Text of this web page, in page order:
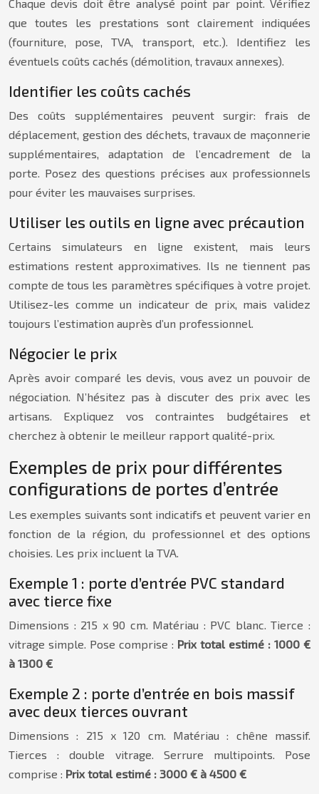
Chaque devis doit être analysé point par point. Vérifiez
que toutes les prestations sont clairement indiquées
(fourniture, pose, TVA, transport, etc.). Identifiez les
éventuels coûts cachés (démolition, travaux annexes).
Identifier les coûts cachés
Des coûts supplémentaires peuvent surgir: frais de
déplacement, gestion des déchets, travaux de maçonnerie
supplémentaires, adaptation de l’encadrement de la
porte. Posez des questions précises aux professionnels
pour éviter les mauvaises surprises.
Utiliser les outils en ligne avec précaution
Certains simulateurs en ligne existent, mais leurs
estimations restent approximatives. Ils ne tiennent pas
compte de tous les paramètres spécifiques à votre projet.
Utilisez-les comme un indicateur de prix, mais validez
toujours l’estimation auprès d’un professionnel.
Négocier le prix
Après avoir comparé les devis, vous avez un pouvoir de
négociation. N’hésitez pas à discuter des prix avec les
artisans. Expliquez vos contraintes budgétaires et
cherchez à obtenir le meilleur rapport qualité-prix.
Exemples de prix pour différentes
configurations de portes d’entrée
Les exemples suivants sont indicatifs et peuvent varier en
fonction de la région, du professionnel et des options
choisies. Les prix incluent la TVA.
Exemple 1 : porte d’entrée PVC standard
avec tierce fixe
Dimensions : 215 x 90 cm. Matériau : PVC blanc. Tierce :
vitrage simple. Pose comprise : Prix total estimé : 1000 €
à 1300 €
Exemple 2 : porte d’entrée en bois massif
avec deux tierces ouvrant
Dimensions : 215 x 120 cm. Matériau : chêne massif.
Tierces : double vitrage. Serrure multipoints. Pose
comprise : Prix total estimé : 3000 € à 4500 €